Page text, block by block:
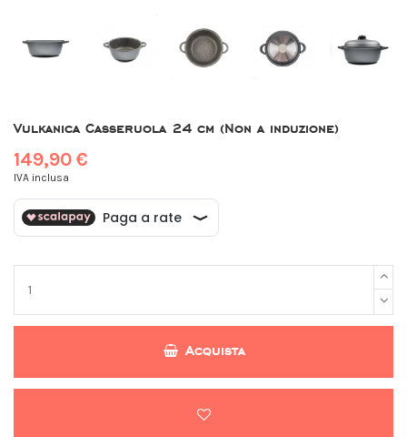
Vulkanica Casseruola 24 cm (Non a induzione)
149,90 €
IVA inclusa
Acquista